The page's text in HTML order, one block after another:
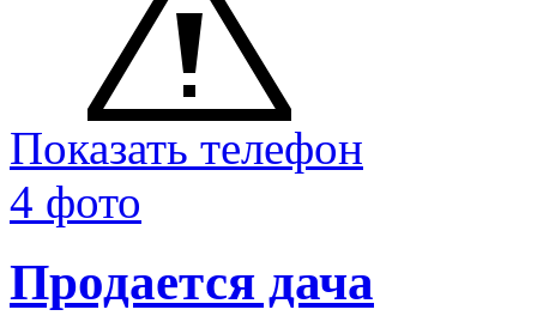
Показать телефон
4 фото
Продается дача